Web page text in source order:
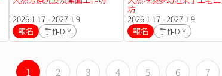
2026.1.17 - 2027.1.9
報名
手作DIY
坊
2026.1.17 - 2027.1.9
報名
手作DIY
1 2 3 4 5 6 7